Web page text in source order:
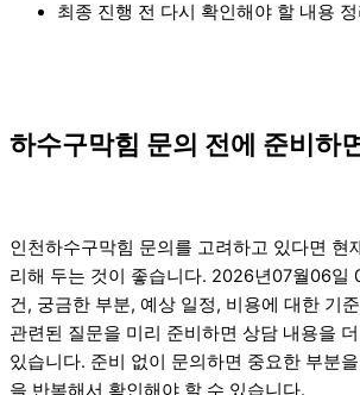
최종 진행 전 다시 확인해야 할 내용 정
하수구막힘 문의 전에 준비하
인천하수구막힘 문의를 고려하고 있다면 현
리해 두는 것이 좋습니다. 2026년07월06일
건, 궁금한 부분, 예상 일정, 비용에 대한 기
관련된 질문을 미리 준비하면 상담 내용을
있습니다. 준비 없이 문의하면 중요한 부분
을 반복해서 확인해야 할 수 있습니다.